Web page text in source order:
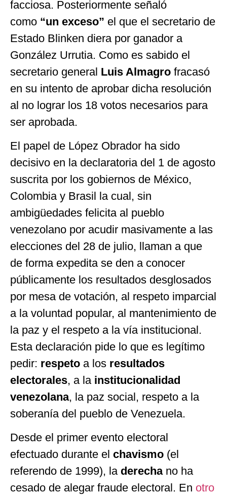
facciosa. Posteriormente señaló
como “un exceso” el que el secretario de
Estado Blinken diera por ganador a
González Urrutia. Como es sabido el
secretario general Luis Almagro fracasó
en su intento de aprobar dicha resolución
al no lograr los 18 votos necesarios para
ser aprobada.
El papel de López Obrador ha sido
decisivo en la declaratoria del 1 de agosto
suscrita por los gobiernos de México,
Colombia y Brasil la cual, sin
ambigüedades felicita al pueblo
venezolano por acudir masivamente a las
elecciones del 28 de julio, llaman a que
de forma expedita se den a conocer
públicamente los resultados desglosados
por mesa de votación, al respeto imparcial
a la voluntad popular, al mantenimiento de
la paz y el respeto a la vía institucional.
Esta declaración pide lo que es legítimo
pedir: respeto a los resultados
electorales, a la institucionalidad
venezolana, la paz social, respeto a la
soberanía del pueblo de Venezuela.
Desde el primer evento electoral
efectuado durante el chavismo (el
referendo de 1999), la derecha no ha
cesado de alegar fraude electoral. En otro